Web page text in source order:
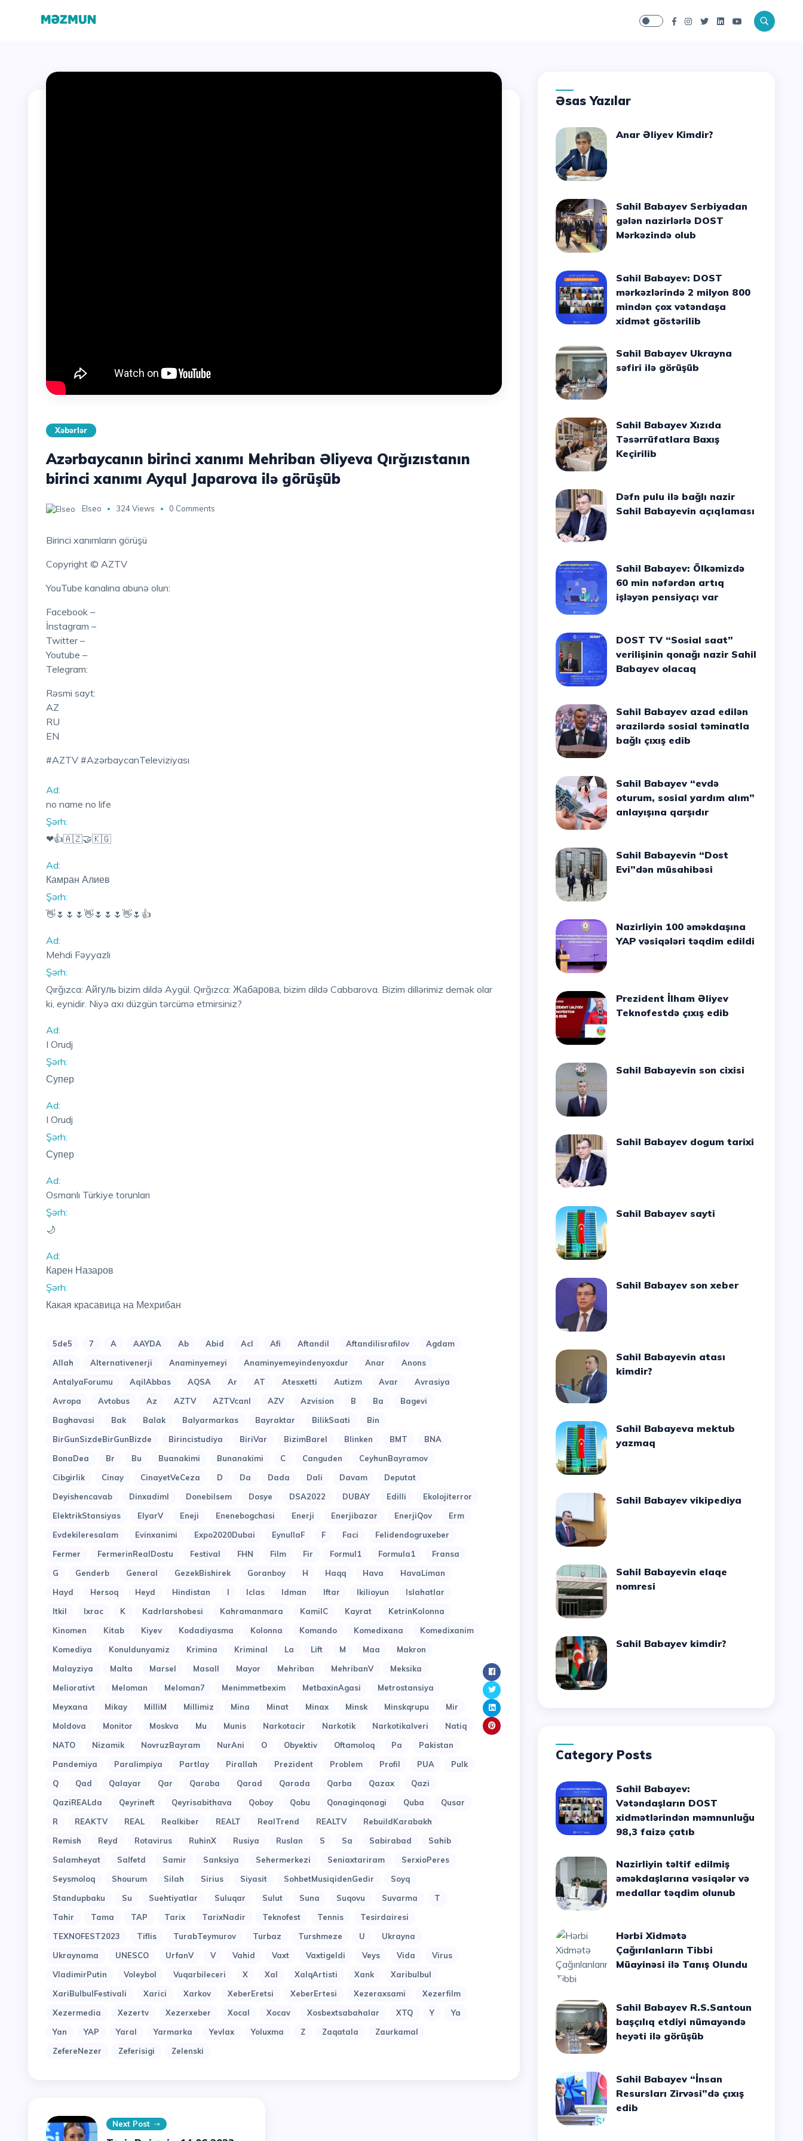
Xəbərlər
Azərbaycanın birinci xanımı Mehriban Əliyeva Qırğızıstanın
birinci xanımı Ayqul Japarova ilə görüşüb
Elseo 324 Views 0 Comments
Birinci xanımların görüşü
Copyright © AZTV
YouTube kanalına abunə olun:
Facebook –
İnstagram –
Twitter –
Youtube –
Telegram:
Rəsmi sayt:
AZ
RU
EN
#AZTV #AzərbaycanTeleviziyası
Ad:
no name no life
Şərh:
❤👍🇦🇿🤝🇰🇬
Ad:
Камран Алиев
Şərh:
👋🌷🌷🌷👋🌷🌷🌷👋🌷👍
Ad:
Mehdi Fəyyazlı
Şərh:
Qırğızca: Айгуль bizim dildə Aygül. Qırğızca: Жабарова, bizim dildə Cabbarova. Bizim dillərimiz demək olar
ki, eynidir. Niyə axı düzgün tərcümə etmirsiniz?
Ad:
I Orudj
Şərh:
Супер
Ad:
I Orudj
Şərh:
Супер
Ad:
Osmanlı Türkiye torunları
Şərh:
🌙
Ad:
Карен Назаров
Şərh:
Какая красавица на Мехрибан
5de5 7 A AAYDA Ab Abid Acl Afi Aftandil Aftandilisrafilov
Agdam
Allah
Alternativenerji Anaminyemeyi Anaminyemeyindenyoxdur Anar
Anons
AntalyaForumu
AqilAbbas AQSA Ar AT Atesxetti Autizm Avar
Avrasiya
Avropa
Avtobus Az AZTV AZTVcanl AZV Azvision B Ba
Bagevi
Baghavasi
Bak Balak Balyarmarkas Bayraktar BilikSaati
Bin
BirGunSizdeBirGunBizde
Birincistudiya BiriVar BizimBarel Blinken BMT
BNA
BonaDea
Br Bu Buanakimi Bunanakimi C Canguden
CeyhunBayramov
Cibgirlik
Cinay CinayetVeCeza D Da Dada Dali Davam
Deputat
Deyishencavab
Dinxadiml Donebilsem Dosye DSA2022 DUBAY Edilli
Ekolojiterror
ElektrikStansiyas
ElyarV Eneji Enenebogchasi Enerji Enerjibazar EnerjiQov
Erm
Evdekileresalam
Evinxanimi Expo2020Dubai EynullaF F Faci
Felidendogruxeber
Fermer
FermerinRealDostu Festival FHN Film Fir Formul1 Formula1
Fransa
G
Genderb General GezekBishirek Goranboy H Haqq Hava
HavaLiman
Hayd
Hersoq Heyd Hindistan I Iclas Idman Iftar Ikilioyun
Islahatlar
Itkil
Ixrac K Kadrlarshobesi Kahramanmara KamilC Kayrat
KetrinKolonna
Kinomen
Kitab Kiyev Kodadiyasma Kolonna Komando Komedixana
Komedixanim
Komediya
Konuldunyamiz Krimina Kriminal La Lift M Maa
Makron
Malayziya
Malta Marsel Masall Mayor Mehriban MehribanV
Meksika
Meliorativt
Meloman Meloman7 Menimmetbexim MetbaxinAgasi
Metrostansiya
Meyxana
Mikay MilliM Millimiz Mina Minat Minax Minsk Minskqrupu
Mir
Moldova
Monitor Moskva Mu Munis Narkotacir Narkotik Narkotikalveri
Natiq
NATO
Nizamik NovruzBayram NurAni O Obyektiv Oftamoloq Pa
Pakistan
Pandemiya
Paralimpiya Partlay Pirallah Prezident Problem Profil PUA
Pulk
Q
Qad Qalayar Qar Qaraba Qarad Qarada Qarba Qazax
Qazi
QaziREALda
Qeyrineft Qeyrisabithava Qoboy Qobu Qonaginqonagi Quba
Qusar
R
REAKTV REAL Realkiber REALT RealTrend REALTV
RebuildKarabakh
Remish
Reyd Rotavirus RuhinX Rusiya Ruslan S Sa Sabirabad
Sahib
Salamheyat
Salfetd Samir Sanksiya Sehermerkezi Seniaxtariram
SerxioPeres
Seysmoloq
Shourum Silah Sirius Siyasit SohbetMusiqidenGedir
Soyq
Standupbaku
Su Suehtiyatlar Suluqar Sulut Suna Suqovu Suvarma
T
Tahir
Tama TAP Tarix TarixNadir Teknofest Tennis
Tesirdairesi
TEXNOFEST2023
Tiflis TurabTeymurov Turbaz Turshmeze U
Ukrayna
Ukraynama
UNESCO UrfanV V Vahid Vaxt Vaxtigeldi Veys Vida
Virus
VladimirPutin
Voleybol Vuqarbileceri X Xal XalqArtisti Xank
Xaribulbul
XariBulbulFestivali
Xarici Xarkov XeberEretsi XeberErtesi Xezeraxsami
Xezerfilm
Xezermedia
Xezertv Xezerxeber Xocal Xocav Xosbextsabahalar XTQ Y
Ya
Yan
YAP Yaral Yarmarka Yevlax Yoluxma Z Zaqatala
Zaurkamal
ZefereNezer
Zeferisigi Zelenski
Next Post
Əsas Yazılar
Anar Əliyev Kimdir?
Sahil Babayev Serbiyadan
gələn nazirlərlə DOST
Mərkəzində olub
Sahil Babayev: DOST
mərkəzlərində 2 milyon 800
mindən çox vətəndaşa
xidmət göstərilib
Sahil Babayev Ukrayna
səfiri ilə görüşüb
Sahil Babayev Xızıda
Təsərrüfatlara Baxış
Keçirilib
Dəfn pulu ilə bağlı nazir
Sahil Babayevin açıqlaması
Sahil Babayev: Ölkəmizdə
60 min nəfərdən artıq
işləyən pensiyaçı var
DOST TV “Sosial saat”
verilişinin qonağı nazir Sahil
Babayev olacaq
Sahil Babayev azad edilən
ərazilərdə sosial təminatla
bağlı çıxış edib
Sahil Babayev “evdə
oturum, sosial yardım alım”
anlayışına qarşıdır
Sahil Babayevin “Dost
Evi”dən müsahibəsi
Nazirliyin 100 əməkdaşına
YAP vəsiqələri təqdim edildi
Prezident İlham Əliyev
Teknofestdə çıxış edib
Sahil Babayevin son cixisi
Sahil Babayev dogum tarixi
Sahil Babayev sayti
Sahil Babayev son xeber
Sahil Babayevin atası
kimdir?
Sahil Babayeva mektub
yazmaq
Sahil Babayev vikipediya
Sahil Babayevin elaqe
nomresi
Sahil Babayev kimdir?
Category Posts
Sahil Babayev:
Vətəndaşların DOST
xidmətlərindən məmnunluğu
98,3 faizə çatıb
Nazirliyin təltif edilmiş
əməkdaşlarına vəsiqələr və
medallar təqdim olunub
Hərbi Xidmətə
Çağırılanların Tibbi
Müayinəsi ilə Tanış Olundu
Sahil Babayev R.S.Santoun
başçılıq etdiyi nümayəndə
heyəti ilə görüşüb
Sahil Babayev “İnsan
Resursları Zirvəsi”də çıxış
edib